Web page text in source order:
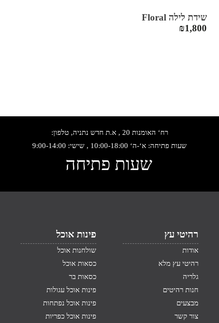
שידת לילה Floral
₪1,800
רח‘ האומנות 20 , א.ת חדש נתניה, טלפון:
שעות פתיחה: א‘-ה‘ 10:00-18:00 , שישי: 9:00-14:00
שעות פתיחה
רהיטי עץ
אודות
רהיטי עץ מלא
גלריה
חנות רהיטים
מבצעים
צור קשר
פינות אוכל
שולחנות אוכל
כסאות אוכל
כסאות בר
פינות אוכל עגולות
פינות אוכל נפתחות
פינות אוכל כפריות